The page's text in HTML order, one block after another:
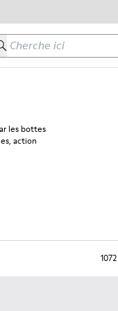
ici
les bottes
action
1072